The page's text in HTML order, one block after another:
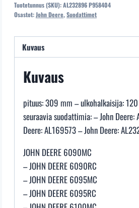
AL232896
määrä
Tuotetunnus (SKU):AL232896 P958404
Osastot:John Deere,Suodattimet
Kuvaus
Kuvaus
pituus: 309 mm – ulkohalkaisija:
seuraavia suodattimia: – John
Deere: AL169573 – John Deere:
JOHN DEERE 6090MC
– JOHN DEERE 6090RC
– JOHN DEERE 6095MC
– JOHN DEERE 6095RC